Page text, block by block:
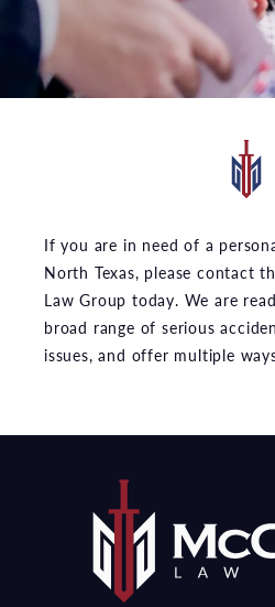
If you are in need of a
North Texas, please contact
Law Group today. We are
broad range of serious
issues, and offer multiple